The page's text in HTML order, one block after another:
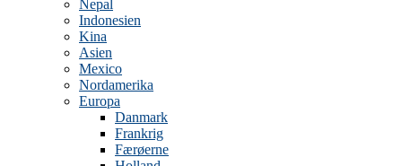
Nepal
Indonesien
Kina
Asien
Mexico
Nordamerika
Europa
Danmark
Frankrig
Færøerne